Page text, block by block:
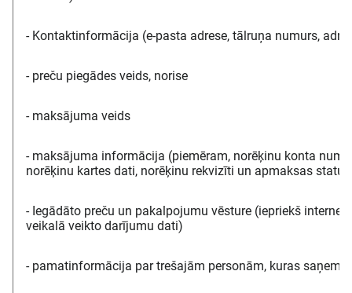
- Kontaktinformācija (e-pasta adrese, tālruņa numurs,
- preču piegādes veids, norise
- maksājuma veids
- maksājuma informācija (piemēram, norēķinu konta
norēķinu kartes dati, norēķinu rekvizīti un apmaksas
- Iegādāto preču un pakalpojumu vēsture (iepriekš interneta
veikalā veikto darījumu dati)
- pamatinformācija par trešajām personām, kuras saņem